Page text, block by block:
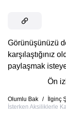
Görünüşünüzü
karşılaştığınız
paylaşmak
Ön
Olumlu Bak / İlginç
İsterken Aksiliklerle